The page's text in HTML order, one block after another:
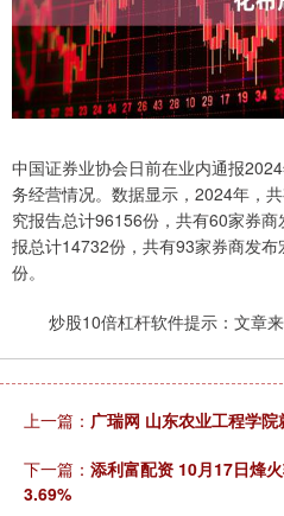
中国证券业协会日前在业内通报
务经营情况。数据显示，2024年，
究报告总计96156份，共有60家券
报总计14732份，共有93家券商发
份。
炒股10倍杠杆软件提示：文章
上一篇： 广瑞网 山东农业工程学
下一篇： 添利富配资 10月17日烽
3.69%